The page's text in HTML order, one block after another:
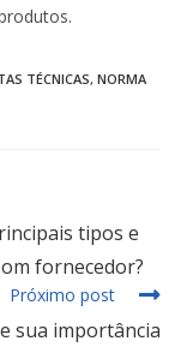
TÉCNICAS, NORMA
tipos e
fornecedor?
Próximo post
sua importância